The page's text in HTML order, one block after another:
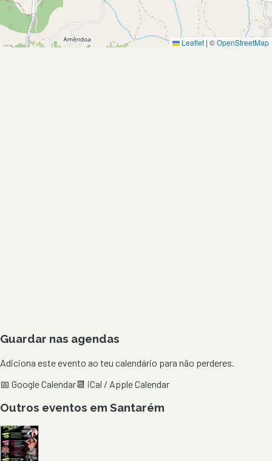
Leaflet | ©OpenStreetMap
Guardar nas agendas
Adiciona este evento ao teu calendário para não perderes.
📅 Google Calendar📆 iCal / Apple Calendar
Outros eventos em Santarém